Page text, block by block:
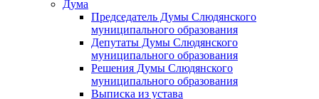
Дума
Председатель Думы Слюдянского
муниципального образования
Депутаты Думы Слюдянского
муниципального образования
Решения Думы Слюдянского
муниципального образования
Выписка из устава